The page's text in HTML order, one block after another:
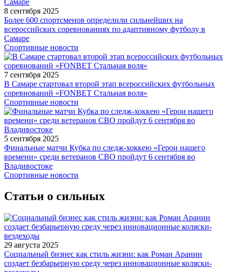
8 сентября 2025
Более 600 спортсменов определили сильнейших на
всероссийских соревнованиях по адаптивному футболу в
Самаре
Спортивные новости
7 сентября 2025
В Самаре стартовал второй этап всероссийских футбольных
соревнований «FONBET Стальная воля»
Спортивные новости
5 сентября 2025
Финальные матчи Кубка по следж-хоккею «Герои нашего
времени» среди ветеранов СВО пройдут 6 сентября во
Владивостоке
Спортивные новости
Статьи о сильных
29 августа 2025
Социальный бизнес как стиль жизни: как Роман Аранин
создает безбарьерную среду через инновационные коляски-